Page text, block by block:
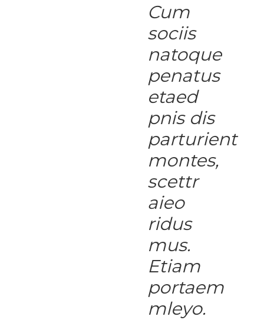
Cum
sociis
natoque
penatus
etaed
pnis dis
parturient
montes,
scettr
aieo
ridus
mus.
Etiam
portaem
mleyo.